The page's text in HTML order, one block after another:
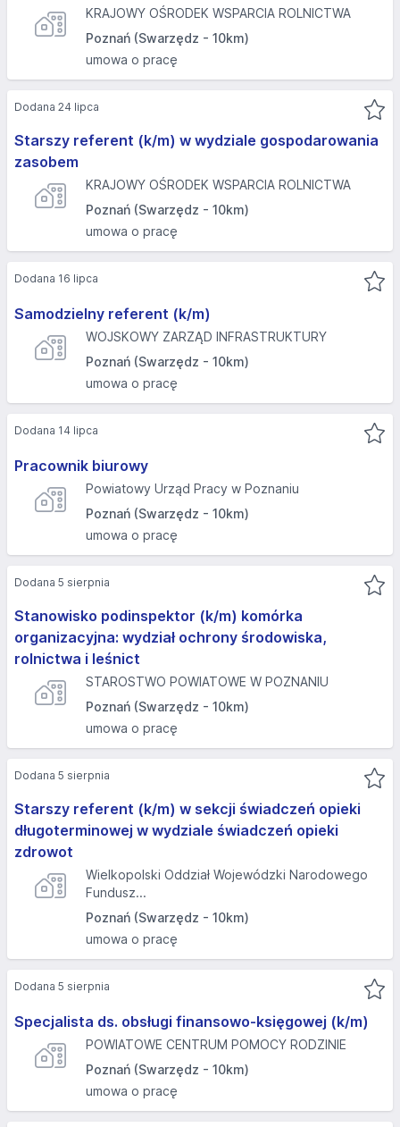
KRAJOWY OŚRODEK WSPARCIA ROLNICTWA
Poznań (Swarzędz - 10km)
umowa o pracę
Starszy referent (k/m) w wydziale gospodarowania
zasobem
KRAJOWY OŚRODEK WSPARCIA ROLNICTWA
Poznań (Swarzędz - 10km)
umowa o pracę
Dodana 24 lipca
Samodzielny referent (k/m)
WOJSKOWY ZARZĄD INFRASTRUKTURY
Poznań (Swarzędz - 10km)
umowa o pracę
Dodana 16 lipca
Pracownik biurowy
Powiatowy Urząd Pracy w Poznaniu
Poznań (Swarzędz - 10km)
umowa o pracę
Dodana 14 lipca
Stanowisko podinspektor (k/m) komórka
organizacyjna: wydział ochrony środowiska,
rolnictwa i leśnict
STAROSTWO POWIATOWE W POZNANIU
Poznań (Swarzędz - 10km)
umowa o pracę
Dodana 5 sierpnia
Starszy referent (k/m) w sekcji świadczeń opieki
długoterminowej w wydziale świadczeń opieki
zdrowot
Wielkopolski Oddział Wojewódzki Narodowego
Fundusz...
Poznań (Swarzędz - 10km)
umowa o pracę
Dodana 5 sierpnia
Specjalista ds. obsługi finansowo-księgowej (k/m)
POWIATOWE CENTRUM POMOCY RODZINIE
Poznań (Swarzędz - 10km)
umowa o pracę
Dodana 5 sierpnia